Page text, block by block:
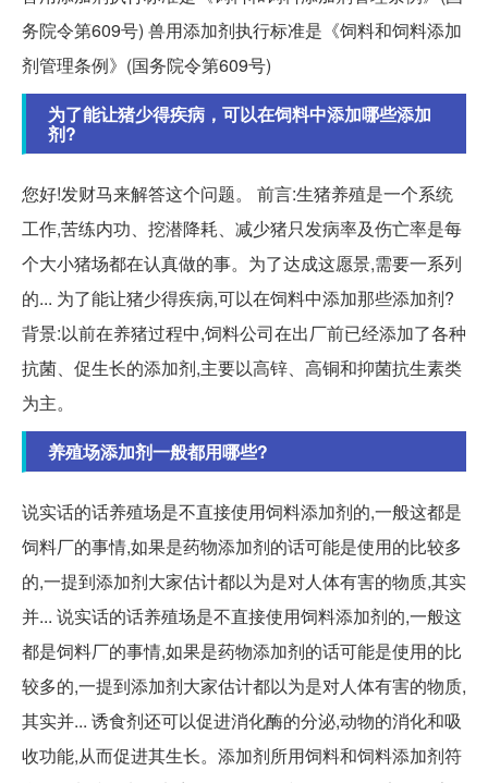
务院令第609号) 兽用添加剂执行标准是《饲料和饲料添加
剂管理条例》(国务院令第609号)
为了能让猪少得疾病，可以在饲料中添加哪些添加
剂?
您好!发财马来解答这个问题。 前言:生猪养殖是一个系统
工作,苦练内功、挖潜降耗、减少猪只发病率及伤亡率是每
个大小猪场都在认真做的事。为了达成这愿景,需要一系列
的... 为了能让猪少得疾病,可以在饲料中添加那些添加剂?
背景:以前在养猪过程中,饲料公司在出厂前已经添加了各种
抗菌、促生长的添加剂,主要以高锌、高铜和抑菌抗生素类
为主。
养殖场添加剂一般都用哪些?
说实话的话养殖场是不直接使用饲料添加剂的,一般这都是
饲料厂的事情,如果是药物添加剂的话可能是使用的比较多
的,一提到添加剂大家估计都以为是对人体有害的物质,其实
并... 说实话的话养殖场是不直接使用饲料添加剂的,一般这
都是饲料厂的事情,如果是药物添加剂的话可能是使用的比
较多的,一提到添加剂大家估计都以为是对人体有害的物质,
其实并... 诱食剂还可以促进消化酶的分泌,动物的消化和吸
收功能,从而促进其生长。添加剂所用饲料和饲料添加剂符